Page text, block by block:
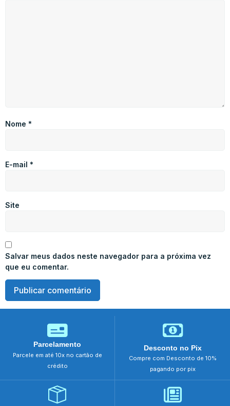
Nome *
E-mail *
Site
Salvar meus dados neste navegador para a próxima vez
que eu comentar.
Parcelamento
Parcele em até 10x no cartão de
crédito
Desconto no Pix
Compre com Desconto de 10%
pagando por pix